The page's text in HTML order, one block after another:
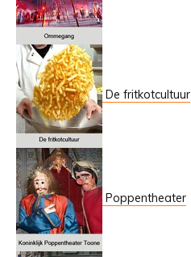
De fritkotcultuur
Poppentheater